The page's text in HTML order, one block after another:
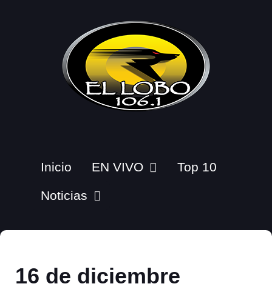
Inicio EN VIVO Top 10
Noticias
16 de diciembre